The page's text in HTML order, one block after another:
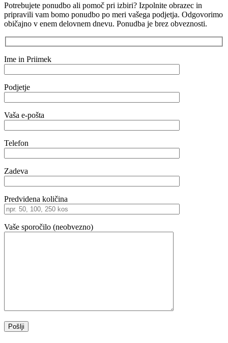
Potrebujete ponudbo ali pomoč pri izbiri? Izpolnite obrazec in
pripravili vam bomo ponudbo po meri vašega podjetja. Odgovorimo
običajno v enem delovnem dnevu. Ponudba je brez obveznosti.
Ime in Priimek
Podjetje
Vaša e-pošta
Telefon
Zadeva
Predvidena količina
Vaše sporočilo (neobvezno)